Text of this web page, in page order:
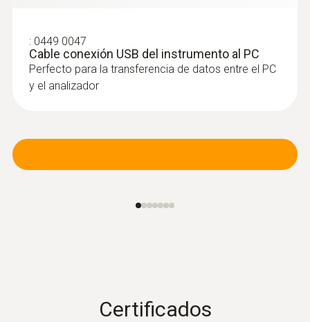
: 0449 0047
Cable conexión USB del instrumento al PC
Perfecto para la transferencia de datos entre el PC
y el analizador
Certificados